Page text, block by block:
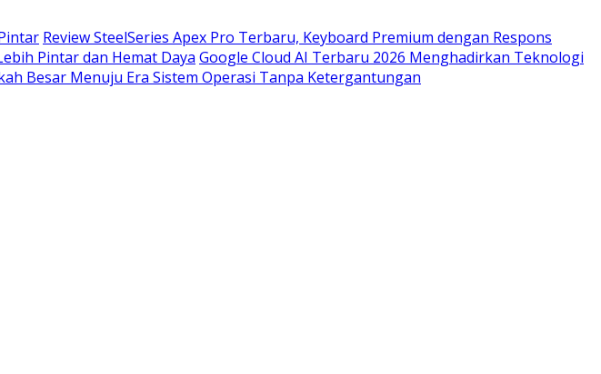
Review SteelSeries Apex Pro Terbaru, Keyboard Premium dengan Respons
Pintar dan Hemat Daya Google Cloud AI Terbaru 2026 Menghadirkan Teknologi
Besar Menuju Era Sistem Operasi Tanpa Ketergantungan